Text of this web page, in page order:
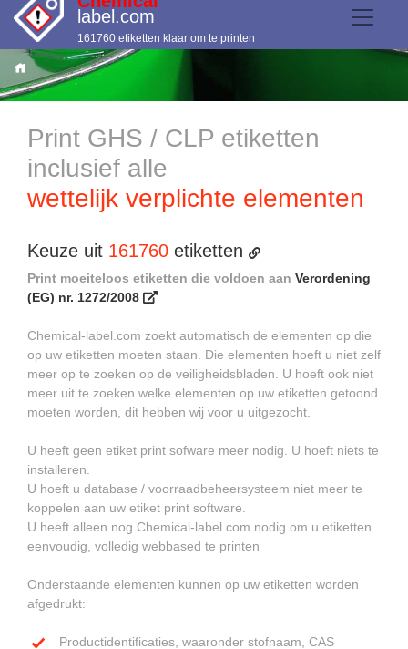
label.com
161760 etiketten klaar om te printen
Print GHS / CLP etiketten
inclusief alle
wettelijk verplichte elementen
Keuze uit 161760 etiketten
Print moeiteloos etiketten die voldoen aan Verordening
(EG) nr. 1272/2008
Chemical-label.com zoekt automatisch de elementen op die
op uw etiketten moeten staan. Die elementen hoeft u niet zelf
meer op te zoeken op de veiligheidsbladen. U hoeft ook niet
meer uit te zoeken welke elementen op uw etiketten getoond
moeten worden, dit hebben wij voor u uitgezocht.
U heeft geen etiket print sofware meer nodig. U hoeft niets te
installeren.
U hoeft u database / voorraadbeheersysteem niet meer te
koppelen aan uw etiket print software.
U heeft alleen nog Chemical-label.com nodig om u etiketten
eenvoudig, volledig webbased te printen
Onderstaande elementen kunnen op uw etiketten worden
afgedrukt:
Productidentificaties, waaronder stofnaam, CAS